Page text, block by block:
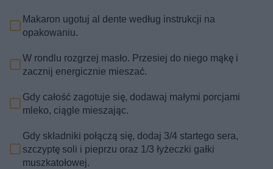
Makaron ugotuj al dente według instrukcji na
opakowaniu.
W rondlu rozgrzej masło. Przesiej do niego mąkę i
zacznij energicznie mieszać.
Gdy całość zagotuje się, dodawaj małymi porcjami
mleko, ciągle mieszając.
Gdy składniki połączą się, dodaj 3/4 startego sera,
szczyptę soli i pieprzu oraz 1/3 łyżeczki gałki
muszkatołowej.